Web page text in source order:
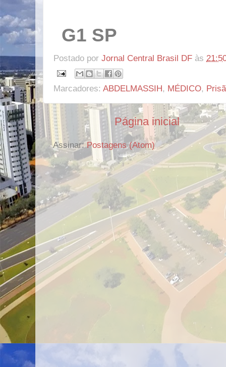
G1 SP
Postado por Jornal Central Brasil DF às
Marcadores: ABDELMASSIH, MÉDICO,
Página inicial
Assinar:Postagens (Atom)